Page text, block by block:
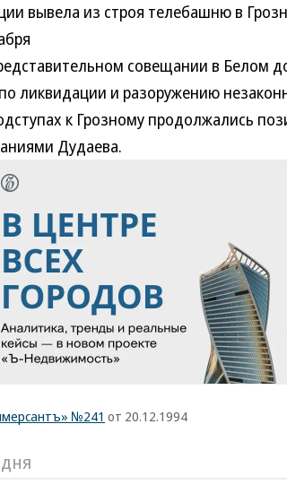
вывела из строя телебашню в
совещании в Белом
ликвидации и разоружению
к Грозному продолжались
Дудаева.
№241 от 20.12.1994